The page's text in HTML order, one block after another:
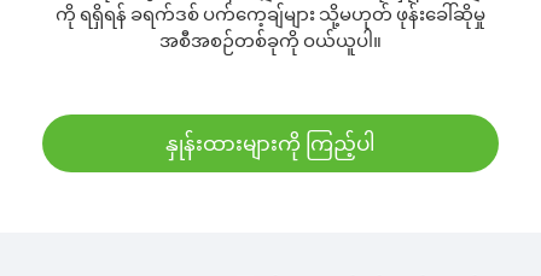
ကို ရရှိရန် ခရက်ဒစ် ပက်ကေ့ချ်များ သို့မဟုတ် ဖုန်းခေါ်ဆိုမှု
အစီအစဉ်တစ်ခုကို ဝယ်ယူပါ။
နှုန်းထားများကို ကြည့်ပါ